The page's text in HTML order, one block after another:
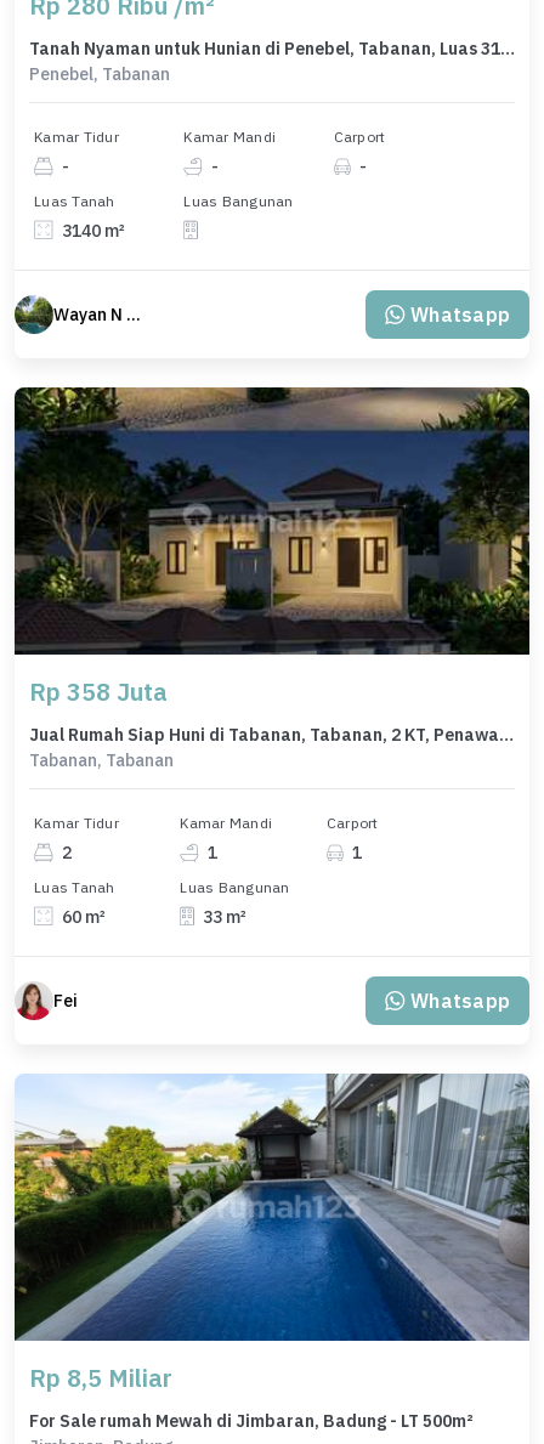
Tanah Nyaman untuk Hunian di Penebel, Tabanan, Luas 3140m²
Penebel, Tabanan
Kamar Tidur
-
Kamar Mandi
-
Carport
-
Luas Tanah
3140 m²
Luas Bangunan
Wayan N Bali Whatsapp
Rp 358 Juta
Jual Rumah Siap Huni di Tabanan, Tabanan, 2 KT, Penawaran Terbaik
Tabanan, Tabanan
Kamar Tidur
2
Kamar Mandi
1
Carport
1
Luas Tanah
60 m²
Luas Bangunan
33 m²
Fei Whatsapp
Rp 8,5 Miliar
For Sale rumah Mewah di Jimbaran, Badung - LT 500m²